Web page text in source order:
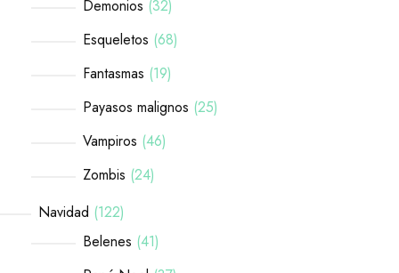
Demonios 32
Esqueletos 68
Fantasmas 19
Payasos malignos 25
Vampiros 46
Zombis 24
Navidad 122
Belenes 41